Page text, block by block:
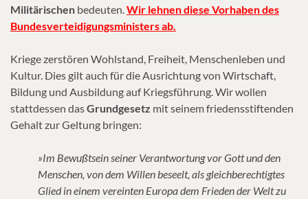
Militärischen bedeuten.Wir lehnen diese Vorhaben des
Bundesverteidigungsministers ab.
Kriege zerstören Wohlstand, Freiheit, Menschenleben und
Kultur. Dies gilt auch für die Ausrichtung von Wirtschaft,
Bildung und Ausbildung auf Kriegsführung. Wir wollen
stattdessen dasGrundgesetz mit seinem friedensstiftenden
Gehalt zur Geltung bringen:
»Im Bewußtsein seiner Verantwortung vor Gott und den
Menschen, von dem Willen beseelt, als gleichberechtigtes
Glied in einem vereinten Europa dem Frieden der Welt zu